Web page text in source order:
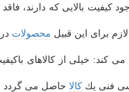
كیفیت بالایی كه دارند،
برای این قبیل محصولات
كند: خیلی از كالاهای
فنی یك كالا حاصل می گردد